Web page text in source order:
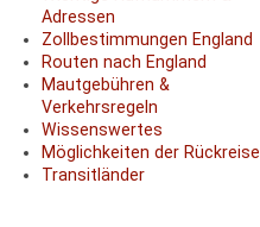
Adressen
Zollbestimmungen England
Routen nach England
Mautgebühren &
Verkehrsregeln
Wissenswertes
Möglichkeiten der Rückreise
Transitländer